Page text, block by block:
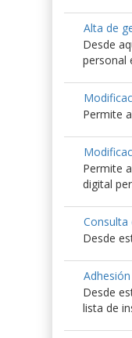
Alta de
Desde
personal
Permite
Permite
digital
Desde
Desde
lista de